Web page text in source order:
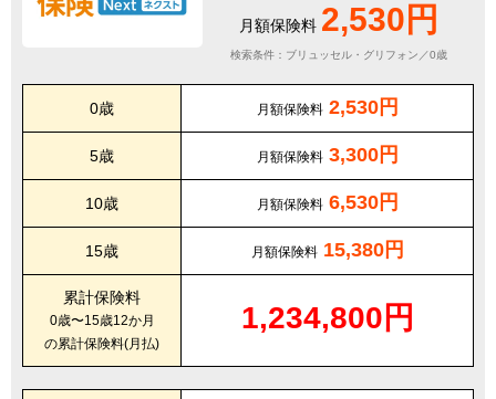
月額保険料 2,530円
検索条件：ブリュッセル・グリフォン／0歳
0歳 月額保険料 2,530円
5歳 月額保険料 3,300円
10歳 月額保険料 6,530円
15歳 月額保険料 15,380円
累計保険料
0歳〜15歳12か月
の累計保険料(月払)
1,234,800円